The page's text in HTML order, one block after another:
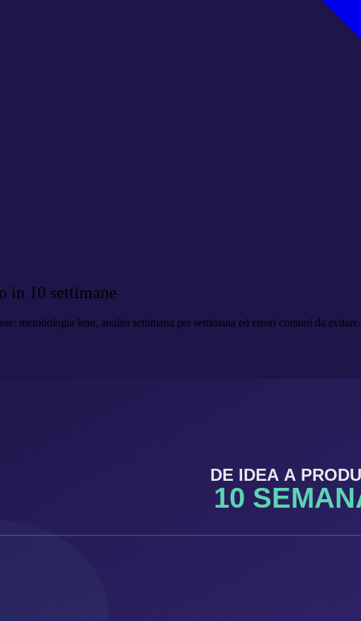
in 10 settimane
metodologia lean, analisi settimana per settimana ed errori comuni da evitare.